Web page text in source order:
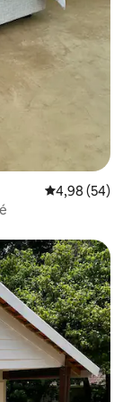
Note
4,98 (54)